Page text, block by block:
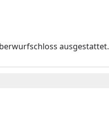
ausgestattet.